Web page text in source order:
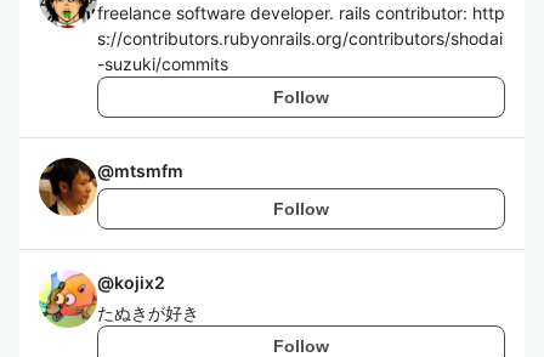
freelance software developer. rails contributor: http
s://contributors.rubyonrails.org/contributors/shodai
-suzuki/commits
Follow
@mtsmfm
Follow
@kojix2
たぬきが好き
Follow